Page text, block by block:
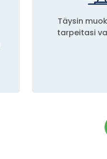
Täysin
tarpeitasi